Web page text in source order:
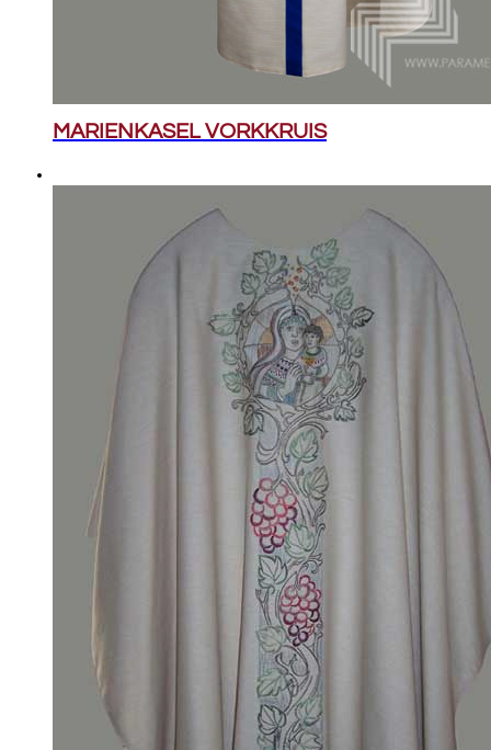
MARIENKASEL VORKKRUIS